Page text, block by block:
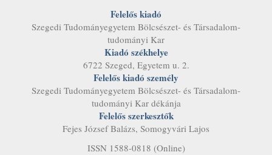
Felelős kiadó
Szegedi Tudományegyetem Bölcsészet- és Társadalom­
tudományi Kar
Kiadó székhelye
6722 Szeged, Egyetem u. 2.
Felelős kiadó személy
Szegedi Tudományegyetem Bölcsészet- és Társadalom­
tudományi Kar dékánja
Felelős szerkesztők
Fejes József Balázs, Somogyvári Lajos
ISSN 1588-0818 (Online)